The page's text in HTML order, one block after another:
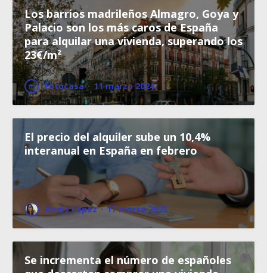
Los barrios madrileños Almagro, Goya y
Palacio son los más caros de España
para alquilar una vivienda, superando los
23€/m²
Fotocasa · 11 marzo 2024
El precio del alquiler sube un 10,4%
interanual en España en febrero
Anaïs López · 17 marzo 2025
Se incrementa el número de españoles